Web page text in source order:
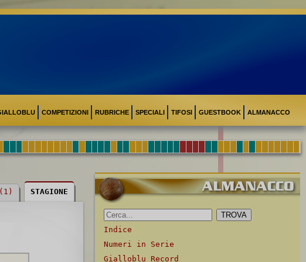
COMPETIZIONI RUBRICHE SPECIALI TIFOSI GUESTBOOK ALMANACCO
STAGIONE
Indice
Numeri in Serie
Gialloblu Record